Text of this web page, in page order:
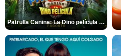
Patrulla Canina: La Dino película Tráiler VO